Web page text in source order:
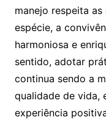
manejo respeita
espécie, a
harmoniosa e
sentido, adotar
continua sendo a
qualidade de vida,
experiência